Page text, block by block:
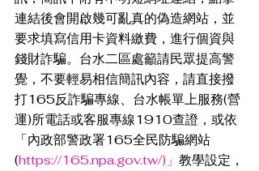
連結後會開啟幾可亂真的偽造網站，並
要求填寫信用卡資料繳費，進行個資與
錢財詐騙。台水二區處籲請民眾提高警
覺，不要輕易相信簡訊內容，請直接撥
打165反詐騙專線、台水帳單上服務(營
運)所電話或客服專線1910查證，或依
「內政部警政署165全民防騙網站
(https://165.npa.gov.tw/)」 教學設定，